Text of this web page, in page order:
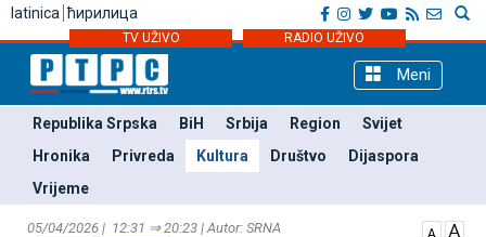
latinica ћирилица
TV UŽIVO RADIO UŽIVO
Meni
Republika Srpska BiH Srbija Region
Svijet
Hronika
Privreda Kultura Društvo
Dijaspora
Vrijeme
05/04/2026 | 12:31 ⇒ 20:23 | Autor: SRNA